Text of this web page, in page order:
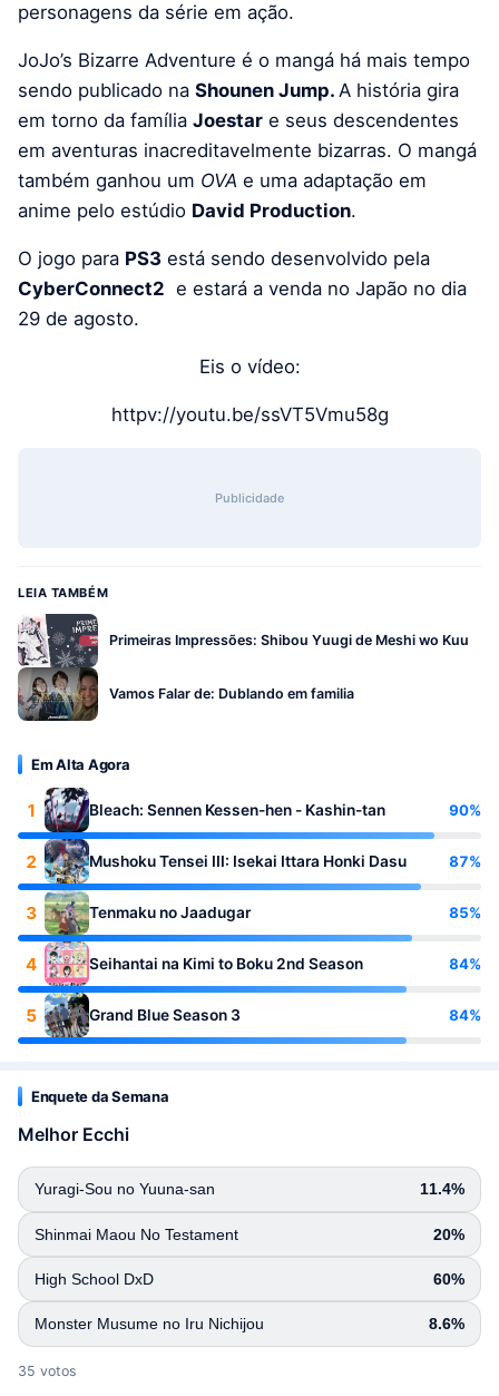
personagens da série em ação.
JoJo’s Bizarre Adventure é o mangá há mais tempo
sendo publicado na Shounen Jump. A história gira
em torno da família Joestar e seus descendentes
em aventuras inacreditavelmente bizarras. O mangá
também ganhou um OVA e uma adaptação em
anime pelo estúdio David Production.
O jogo para PS3 está sendo desenvolvido pela
CyberConnect2 e estará a venda no Japão no dia
29 de agosto.
Eis o vídeo:
httpv://youtu.be/ssVT5Vmu58g
Publicidade
LEIA TAMBÉM
Primeiras Impressões: Shibou Yuugi de Meshi wo Kuu
Vamos Falar de: Dublando em familia
Em Alta Agora
1 Bleach: Sennen Kessen-hen - Kashin-tan 90%
2 Mushoku Tensei III: Isekai Ittara Honki Dasu 87%
3 Tenmaku no Jaadugar 85%
4 Seihantai na Kimi to Boku 2nd Season 84%
5 Grand Blue Season 3 84%
Enquete da Semana
Melhor Ecchi
Yuragi-Sou no Yuuna-san 11.4%
Shinmai Maou No Testament 20%
High School DxD 60%
Monster Musume no Iru Nichijou 8.6%
35 votos